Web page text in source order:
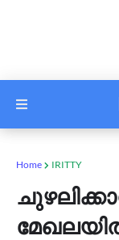
Home IRITTY